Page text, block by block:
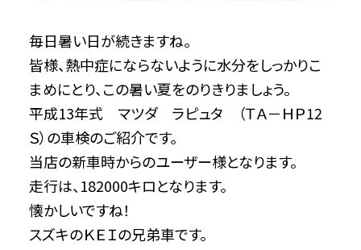
毎日暑い日が続きますね。
皆様、熱中症にならないように水分をしっかりこ
まめにとり、この暑い夏をのりきりましょう。
平成13年式 マツダ ラピュタ （ＴＡ－ＨＰ12
Ｓ）の車検のご紹介です。
当店の新車時からのユーザー様となります。
走行は、182000キロとなります。
懐かしいですね！
スズキのＫＥＩの兄弟車です。